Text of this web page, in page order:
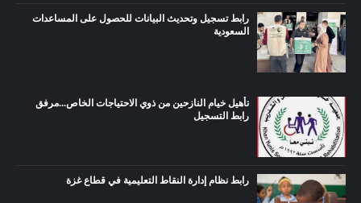
رابط تسجيل وتحديث البيانات للحصول على المساعدات
السعودية
تأهيل خيام النازحين من ذوي الاحتياجات الخاص...مرفق
رابط التسجيل
رابط نظام إدارة النقاط التعليمية في قطاع غزة